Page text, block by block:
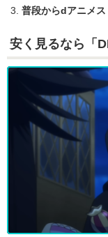
普段からdアニメ
安く見るなら「